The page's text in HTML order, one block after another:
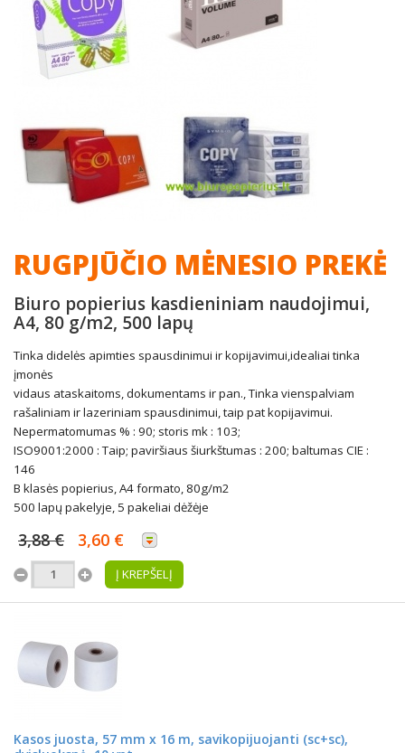
RUGPJŪČIO MĖNESIO PREKĖ
Biuro popierius kasdieniniam naudojimui,
A4, 80 g/m2, 500 lapų
Tinka didelės apimties spausdinimui ir kopijavimui,idealiai tinka
įmonės
vidaus ataskaitoms, dokumentams ir pan., Tinka vienspalviam
rašaliniam ir lazeriniam spausdinimui, taip pat kopijavimui.
Nepermatomumas % : 90; storis mk : 103;
ISO9001:2000 : Taip; paviršiaus šiurkštumas : 200; baltumas CIE :
146
B klasės popierius, A4 formato, 80g/m2
500 lapų pakelyje, 5 pakeliai dėžėje
3,88 € 3,60 €
Į KREPŠELĮ
Kasos juosta, 57 mm x 16 m, savikopijuojanti (sc+sc),